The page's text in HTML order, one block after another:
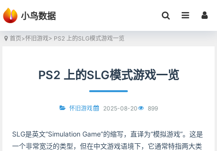
小鸟数据
首页>怀旧游戏> PS2 上的SLG模式游戏一览
PS2 上的SLG模式游戏一览
怀旧游戏 2025-08-20 899
SLG是英文“Simulation Game”的缩写，直译为“模拟游戏”。这是
一个非常宽泛的类型，但在中文游戏语境下，它通常特指两大类